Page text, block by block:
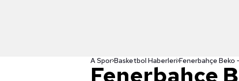
A Spor Basketbol Haberleri
Fenerbahçe